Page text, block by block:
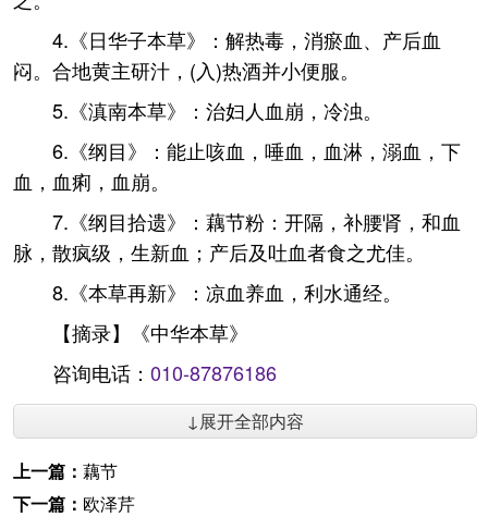
4.《日华子本草》：解热毒，消瘀血、产后血
闷。合地黄主研汁，(入)热酒并小便服。
5.《滇南本草》：治妇人血崩，冷浊。
6.《纲目》：能止咳血，唾血，血淋，溺血，下
血，血痢，血崩。
7.《纲目拾遗》：藕节粉：开隔，补腰肾，和血
脉，散疯级，生新血；产后及吐血者食之尤佳。
8.《本草再新》：凉血养血，利水通经。
【摘录】《中华本草》
咨询电话： 010-87876186
↓展开全部内容
上一篇： 藕节
下一篇： 欧泽芹